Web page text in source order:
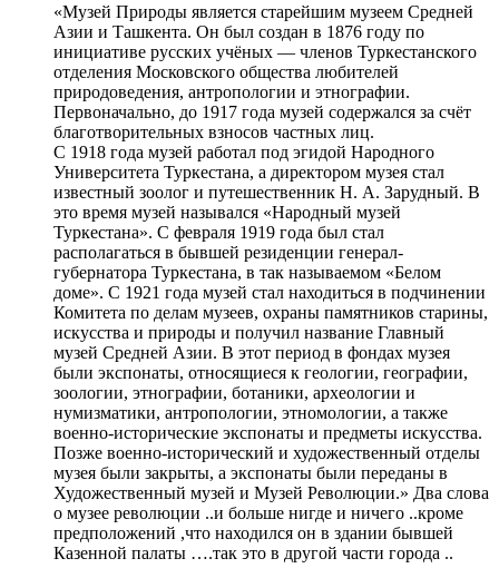
«Музей Природы является старейшим музеем Средней
Азии и Ташкента. Он был создан в 1876 году по
инициативе русских учёных — членов Туркестанского
отделения Московского общества любителей
природоведения, антропологии и этнографии.
Первоначально, до 1917 года музей содержался за счёт
благотворительных взносов частных лиц.
С 1918 года музей работал под эгидой Народного
Университета Туркестана, а директором музея стал
известный зоолог и путешественник Н. А. Зарудный. В
это время музей назывался «Народный музей
Туркестана». С февраля 1919 года был стал
располагаться в бывшей резиденции генерал-
губернатора Туркестана, в так называемом «Белом
доме». С 1921 года музей стал находиться в подчинении
Комитета по делам музеев, охраны памятников старины,
искусства и природы и получил название Главный
музей Средней Азии. В этот период в фондах музея
были экспонаты, относящиеся к геологии, географии,
зоологии, этнографии, ботаники, археологии и
нумизматики, антропологии, этномологии, а также
военно-исторические экспонаты и предметы искусства.
Позже военно-исторический и художественный отделы
музея были закрыты, а экспонаты были переданы в
Художественный музей и Музей Революции.» Два слова
о музее революции ..и больше нигде и ничего ..кроме
предположений ,что находился он в здании бывшей
Казенной палаты ….так это в другой части города ..